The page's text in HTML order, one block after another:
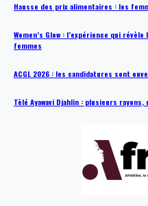
Hausse des prix alimentaires : les
Women’s Glow : l’expérience qui
femmes
ACGL 2026 : les candidatures sont
Tèlé Ayawavi Djahlin : plusieurs